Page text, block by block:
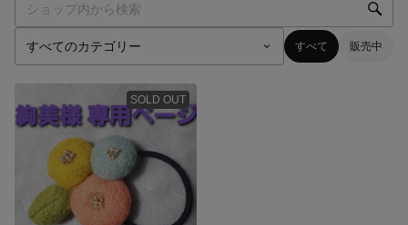
すべて 販売中
SOLD OUT